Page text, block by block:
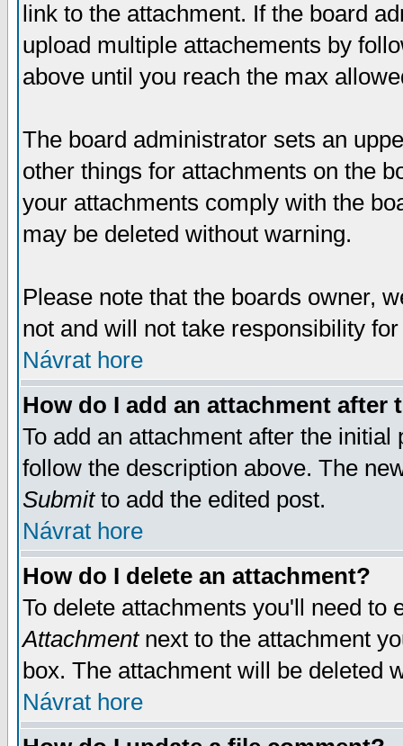
link to the attachment. If the board
upload multiple attachements by
above until you reach the max
The board administrator sets an
other things for attachments on the
your attachments comply with the
may be deleted without warning.
Please note that the boards owner,
not and will not take responsibility
Návrat hore
How do I add an attachment after
To add an attachment after the
follow the description above. The
Submitto add the edited post.
Návrat hore
How do I delete an attachment?
To delete attachments you'll need
Attachmentnext to the attachment
box. The attachment will be deleted
Návrat hore